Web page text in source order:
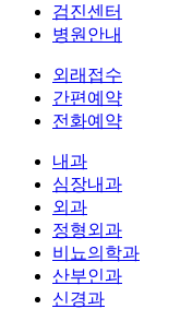
검진센터
병원안내
외래접수
간편예약
전화예약
내과
심장내과
외과
정형외과
비뇨의학과
산부인과
신경과